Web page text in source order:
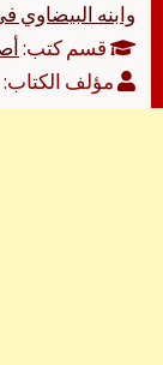
وابنه البيضاوي
قسم كتب:
مؤلف الكتاب: